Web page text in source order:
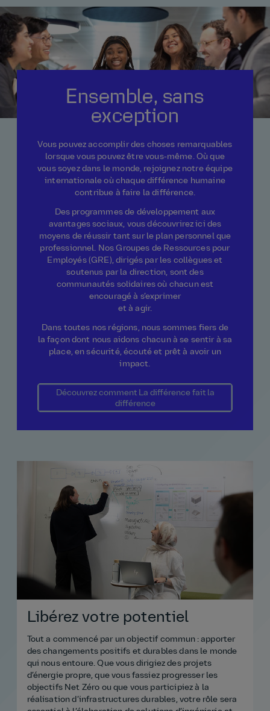
Ensemble, sans
exception
Vous pouvez accomplir des choses remarquables
lorsque vous pouvez être vous‑même. Où que
vous soyez dans le monde, rejoignez notre équipe
internationale où chaque différence humaine
contribue à faire la différence.
Des programmes de développement aux
avantages sociaux, vous découvrirez ici des
moyens de réussir tant sur le plan personnel que
professionnel. Nos Groupes de Ressources pour
Employés (GRE), dirigés par les collègues et
soutenus par la direction, sont des
communautés solidaires où chacun est
encouragé à s’exprimer
et à agir.
Dans toutes nos régions, nous sommes fiers de
la façon dont nous aidons chacun à se sentir à sa
place, en sécurité, écouté et prêt à avoir un
impact.
Découvrez comment La différence fait la
différence
Libérez votre potentiel
Tout a commencé par un objectif commun : apporter
des changements positifs et durables dans le monde
qui nous entoure. Que vous dirigiez des projets
d’énergie propre, que vous fassiez progresser les
objectifs Net Zéro ou que vous participiez à la
réalisation d’infrastructures durables, votre rôle sera